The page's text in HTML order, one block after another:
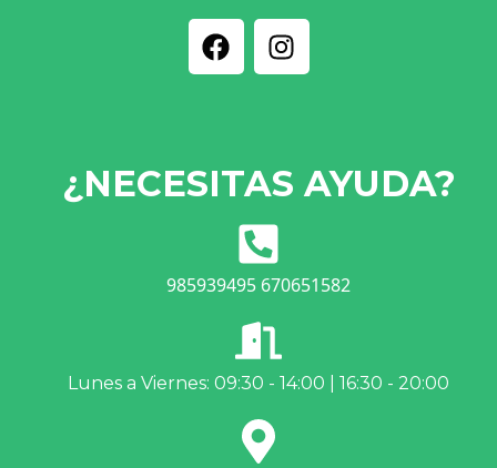
¿NECESITAS AYUDA?
985939495 670651582
Lunes a Viernes: 09:30 - 14:00 | 16:30 - 20:00